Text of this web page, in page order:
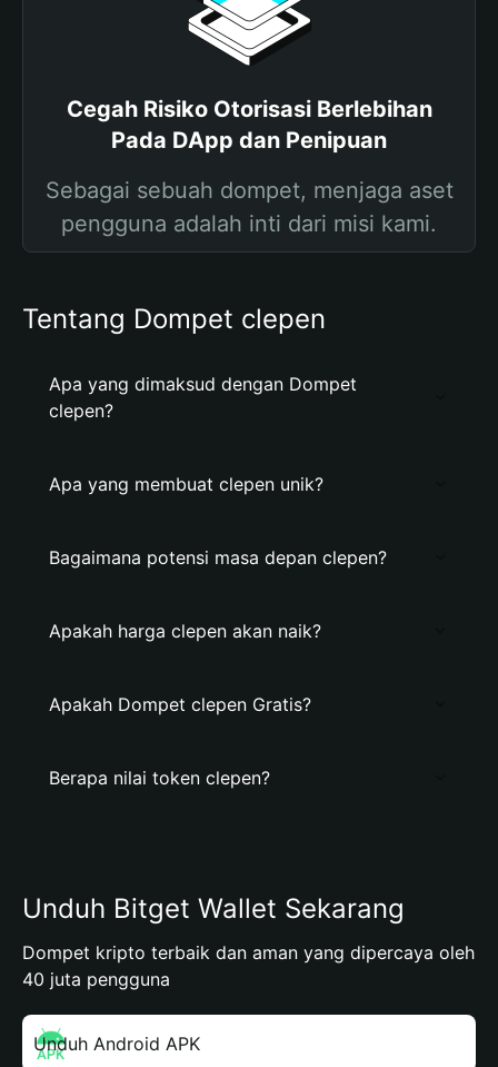
Cegah Risiko Otorisasi Berlebihan
Pada DApp dan Penipuan
Sebagai sebuah dompet, menjaga aset
pengguna adalah inti dari misi kami.
Tentang Dompet clepen
Apa yang dimaksud dengan Dompet
clepen?
Apa yang membuat clepen unik?
Bagaimana potensi masa depan clepen?
Apakah harga clepen akan naik?
Apakah Dompet clepen Gratis?
Berapa nilai token clepen?
Unduh Bitget Wallet Sekarang
Dompet kripto terbaik dan aman yang dipercaya oleh
40 juta pengguna
Unduh Android APK